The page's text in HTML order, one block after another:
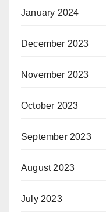
January 2024
December 2023
November 2023
October 2023
September 2023
August 2023
July 2023